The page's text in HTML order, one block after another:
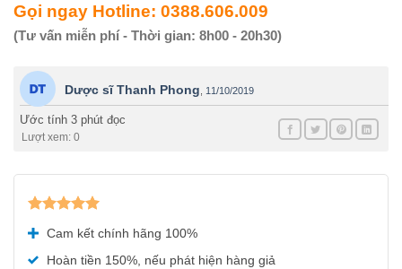
Gọi ngay Hotline: 0388.606.009
(Tư vấn miễn phí - Thời gian: 8h00 - 20h30)
Dược sĩ Thanh Phong 11/10/2019
Ước tính 3 phút đọc
Lượt xem: 0
hạng5.00
5 sao
Cam kết chính hãng 100%
Hoàn tiền 150%, nếu phát hiện hàng giả